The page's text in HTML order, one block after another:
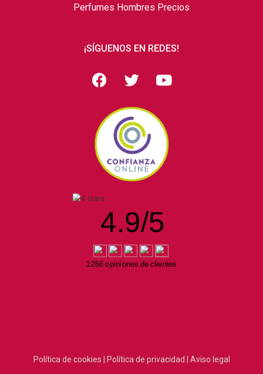
Perfumes Hombres Precios
¡SÍGUENOS EN REDES!
4.9/5
1266 opiniones de clientes
Política de cookies | Política de privacidad | Aviso legal